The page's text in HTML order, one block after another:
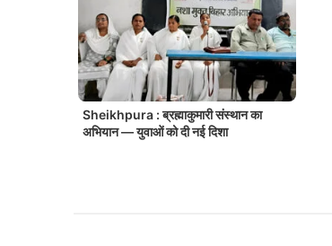
Sheikhpura : ब्रह्माकुमारी संस्थान का
अभियान — युवाओं को दी नई दिशा